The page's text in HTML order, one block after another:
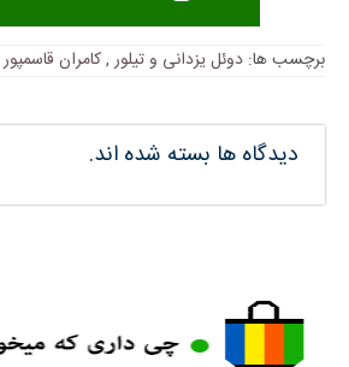
برچسب ها: دوئل یزدانی و تیلور,کامران قاسمپور
دیدگاه ها بسته شده اند.